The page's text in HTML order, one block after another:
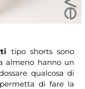
tipo shorts sono
almeno hanno un
qualcosa di
di fare la